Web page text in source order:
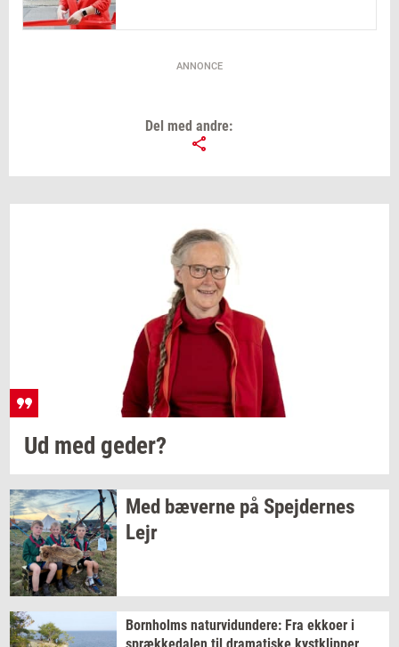
ANNONCE
Del med andre:
Ud med geder?
Med bæ­ver­ne på Spej­der­nes
Lejr
Born­holms na­tur­vi­dun­de­re: Fra ek­ko­er i